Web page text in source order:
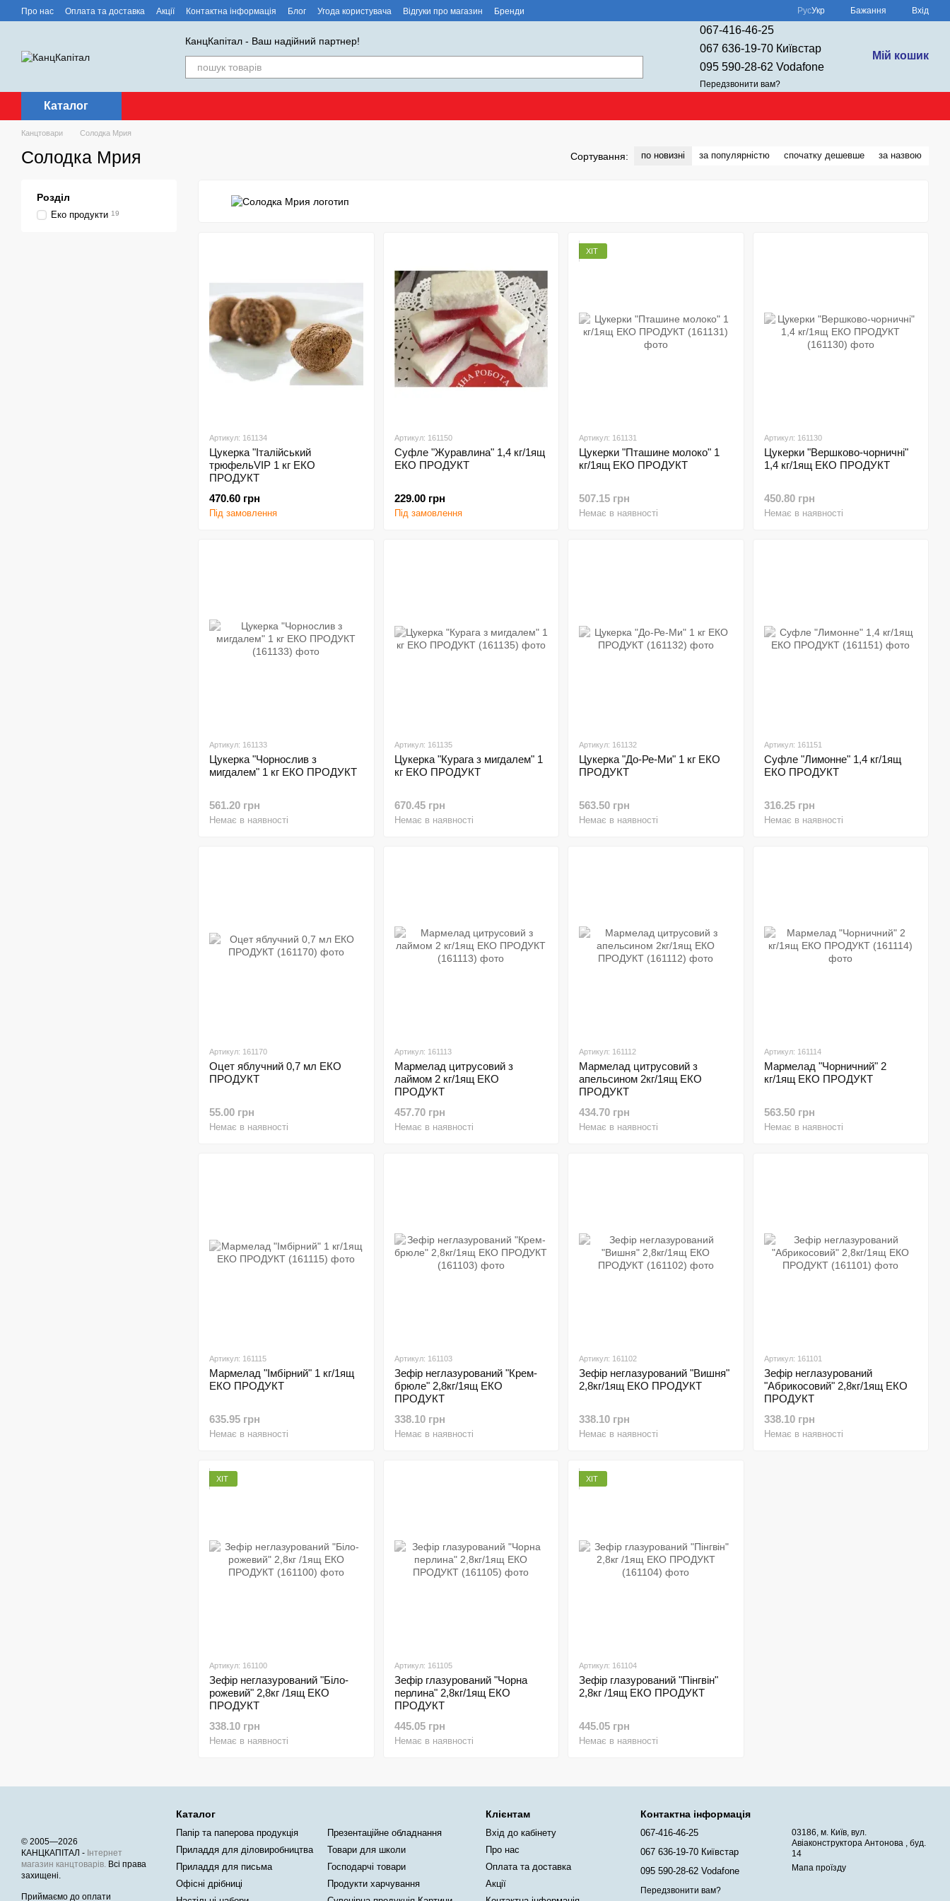
Перейти до основного контенту
Про нас Оплата та доставка Акції Контактна інформація Блог Угода користувача Відгуки про магазин Бренди РусУкр Бажання Вхід
КанцКапітал - Ваш надійний партнер!
067-416-46-25
067 636-19-70 Київстар
095 590-28-62 Vodafone
Передзвонити вам?
Мій кошик
Каталог
Канцтовари Солодка Мрия
Солодка Мрия Сортування: по новизні за популярністю спочатку дешевше за назвою
Артикул: 161134
Цукерка "Італійський
трюфельVIP 1 кг ЕКО
ПРОДУКТ
470.60 грн
Під замовлення
Артикул: 161150
Суфле "Журавлина" 1,4 кг/1ящ
ЕКО ПРОДУКТ
229.00 грн
Під замовлення
ХІТ
Артикул: 161131
Цукерки "Пташине молоко" 1
кг/1ящ ЕКО ПРОДУКТ
507.15 грн
Немає в наявності
Артикул: 161130
Цукерки "Вершково-чорничні"
1,4 кг/1ящ ЕКО ПРОДУКТ
450.80 грн
Немає в наявності
Артикул: 161133
Цукерка "Чорнослив з
мигдалем" 1 кг ЕКО ПРОДУКТ
561.20 грн
Немає в наявності
Артикул: 161135
Цукерка "Курага з мигдалем" 1
кг ЕКО ПРОДУКТ
670.45 грн
Немає в наявності
Артикул: 161132
Цукерка "До-Ре-Ми" 1 кг ЕКО
ПРОДУКТ
563.50 грн
Немає в наявності
Артикул: 161151
Суфле "Лимонне" 1,4 кг/1ящ
ЕКО ПРОДУКТ
316.25 грн
Немає в наявності
Артикул: 161170
Оцет яблучний 0,7 мл ЕКО
ПРОДУКТ
55.00 грн
Немає в наявності
Артикул: 161113
Мармелад цитрусовий з
лаймом 2 кг/1ящ ЕКО
ПРОДУКТ
457.70 грн
Немає в наявності
Артикул: 161112
Мармелад цитрусовий з
апельсином 2кг/1ящ ЕКО
ПРОДУКТ
434.70 грн
Немає в наявності
Артикул: 161114
Мармелад "Чорничний" 2
кг/1ящ ЕКО ПРОДУКТ
563.50 грн
Немає в наявності
Артикул: 161115
Мармелад "Імбірний" 1 кг/1ящ
ЕКО ПРОДУКТ
635.95 грн
Немає в наявності
Артикул: 161103
Зефір неглазурований "Крем-
брюле" 2,8кг/1ящ ЕКО
ПРОДУКТ
338.10 грн
Немає в наявності
Артикул: 161102
Зефір неглазурований "Вишня"
2,8кг/1ящ ЕКО ПРОДУКТ
338.10 грн
Немає в наявності
Артикул: 161101
Зефір неглазурований
"Абрикосовий" 2,8кг/1ящ ЕКО
ПРОДУКТ
338.10 грн
Немає в наявності
ХІТ
Артикул: 161100
Зефір неглазурований "Біло-
рожевий" 2,8кг /1ящ ЕКО
ПРОДУКТ
338.10 грн
Немає в наявності
Артикул: 161105
Зефір глазурований "Чорна
перлина" 2,8кг/1ящ ЕКО
ПРОДУКТ
445.05 грн
Немає в наявності
ХІТ
Артикул: 161104
Зефір глазурований "Пінгвін"
2,8кг /1ящ ЕКО ПРОДУКТ
445.05 грн
Немає в наявності
Розділ
Еко продукти 19
© 2005—2026
КАНЦКАПІТАЛ - Інтернет
магазин канцтоварів. Всі права
захищені.
Приймаємо до оплати
Каталог
Папір та паперова продукція
Приладдя для діловиробництва
Приладдя для письма
Офісні дрібниці
Презентаційне обладнання
Товари для школи
Господарчі товари
Продукти харчування
Клієнтам
Вхід до кабінету
Про нас
Оплата та доставка
Акції
Контактна інформація
067-416-46-25
067 636-19-70 Київстар
095 590-28-62 Vodafone
Передзвонити вам?
03186, м. Київ, вул.
Авіаконструктора Антонова , буд.
14
Мапа проїзду